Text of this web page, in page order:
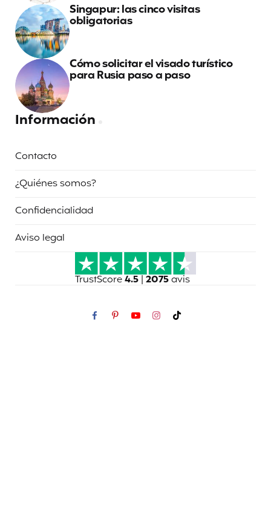
Singapur: las cinco visitas
obligatorias
Cómo solicitar el visado turístico
para Rusia paso a paso
Información
Contacto
¿Quiénes somos?
Confidencialidad
Aviso legal
TrustScore4.5 2075avis